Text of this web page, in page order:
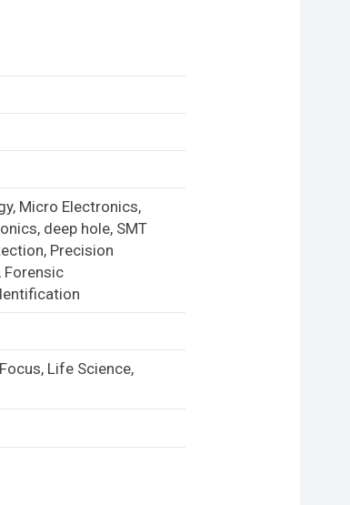
Micro Electronics,
deep hole, SMT
Precision
Forensic
Life Science,